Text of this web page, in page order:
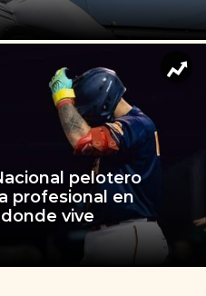
pelotero
profesional en
vive